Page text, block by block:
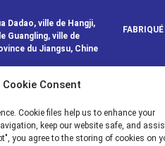
Dadao, ville de Hangji,
Guangling, ville de
du Jiangsu, Chine
Cookie Consent
Cookie files help us to enhance your
keep our website safe, and
you agree to the storing of cookies on